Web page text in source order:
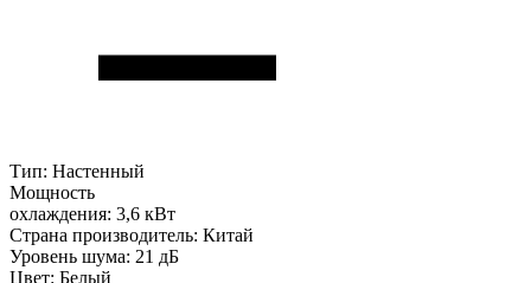
Тип: Настенный
Мощность
охлаждения: 3,6 кВт
Страна производитель: Китай
Уровень шума: 21 дБ
Цвет: Белый